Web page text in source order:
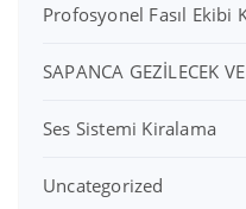
Profosyonel Fasıl Ekibi
SAPANCA GEZİLECEK
Ses Sistemi Kiralama
Uncategorized